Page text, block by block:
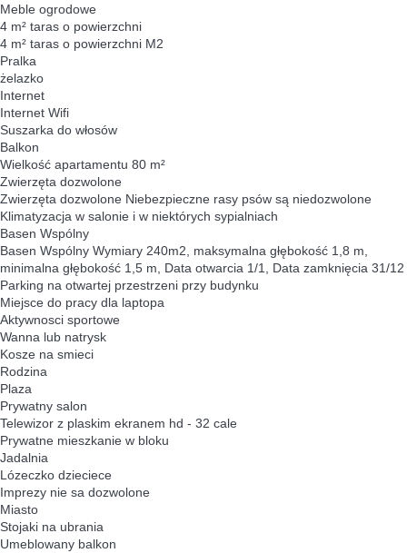
Meble ogrodowe
4 m² taras o powierzchni
4 m² taras o powierzchni M2
Pralka
żelazko
Internet
Internet Wifi
Suszarka do włosów
Balkon
Wielkość apartamentu 80 m²
Zwierzęta dozwolone
Zwierzęta dozwolone Niebezpieczne rasy psów są niedozwolone
Klimatyzacja w salonie i w niektórych sypialniach
Basen Wspólny
Basen Wspólny Wymiary 240m2, maksymalna głębokość 1,8 m,
minimalna głębokość 1,5 m, Data otwarcia 1/1, Data zamknięcia 31/12
Parking na otwartej przestrzeni przy budynku
Miejsce do pracy dla laptopa
Aktywnosci sportowe
Wanna lub natrysk
Kosze na smieci
Rodzina
Plaza
Prywatny salon
Telewizor z plaskim ekranem hd - 32 cale
Prywatne mieszkanie w bloku
Jadalnia
Lózeczko dzieciece
Imprezy nie sa dozwolone
Miasto
Stojaki na ubrania
Umeblowany balkon